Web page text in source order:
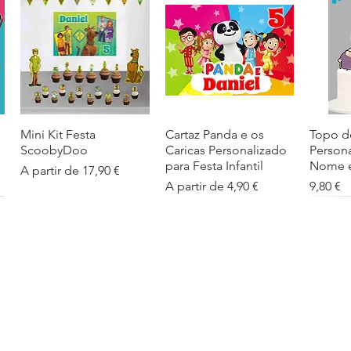
Visualização rápida
Mini Kit Festa
ScoobyDoo
A partir de 17,90 €
Preço promocional
Visualização rápida
Cartaz Panda e os
Caricas Personalizado
para Festa Infantil
A partir de 4,90 €
Preço promocional
Topo
Nome
Preço
9,80 €